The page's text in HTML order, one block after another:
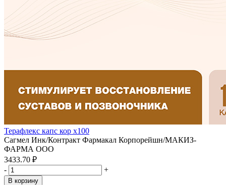
Терафлекс капс кор x100
Сагмел Инк/Контракт Фармакал Корпорейшн/МАКИЗ-
ФАРМА ООО
3433.70 ₽
-
+
В корзину